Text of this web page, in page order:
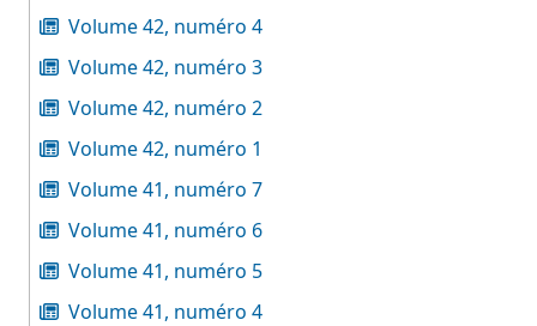
Volume 42, numéro 4
Volume 42, numéro 3
Volume 42, numéro 2
Volume 42, numéro 1
Volume 41, numéro 7
Volume 41, numéro 6
Volume 41, numéro 5
Volume 41, numéro 4